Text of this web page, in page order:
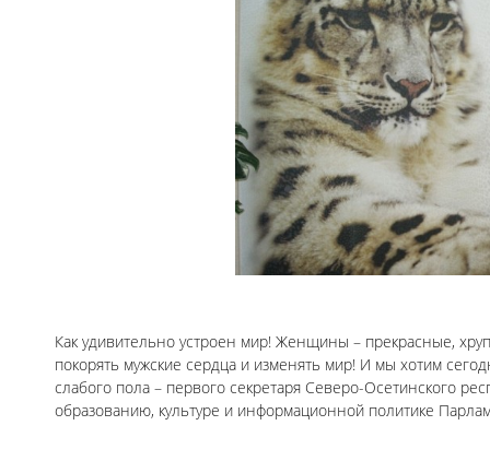
Как удивительно устроен мир! Женщины – прекрасные,
покорять мужские сердца и изменять мир! И мы хотим
слабого пола – первого секретаря Северо-Осетинского
образованию, культуре и информационной политике